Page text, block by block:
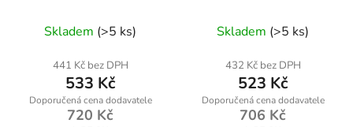
hodnocení
produktu
je
4,9
Skladem (>5 ks)
441 Kč bez DPH
533 Kč
720 Kč
Skladem (>5 ks)
432 Kč bez DPH
523 Kč
706 Kč